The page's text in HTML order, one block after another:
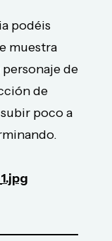
podéis
muestra
de
de
poco a